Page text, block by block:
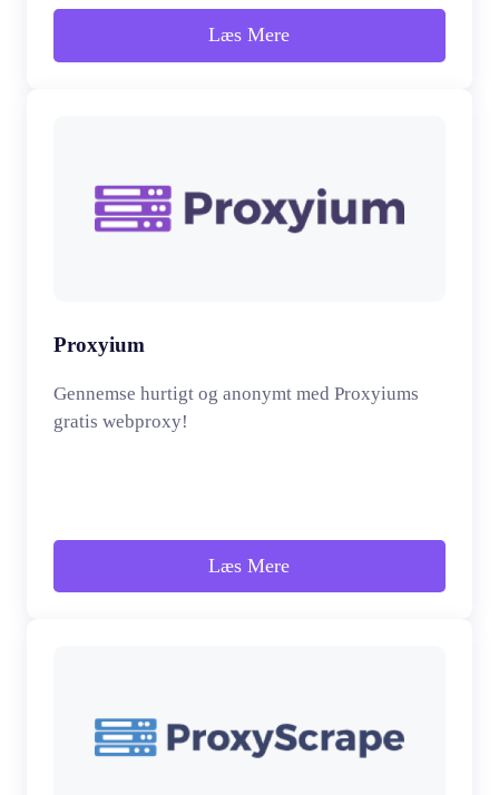
Læs Mere
Proxyium
Gennemse hurtigt og anonymt med Proxyiums
gratis webproxy!
Læs Mere